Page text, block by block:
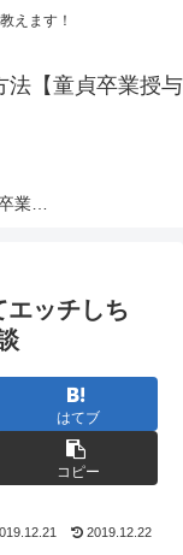
えます！
法【童貞卒業授与
セフレを募集して簡単に童貞卒業できる出会い系サイトランキング【2023年度版】
エッチしち
はてブ
コピー
2019.12.22